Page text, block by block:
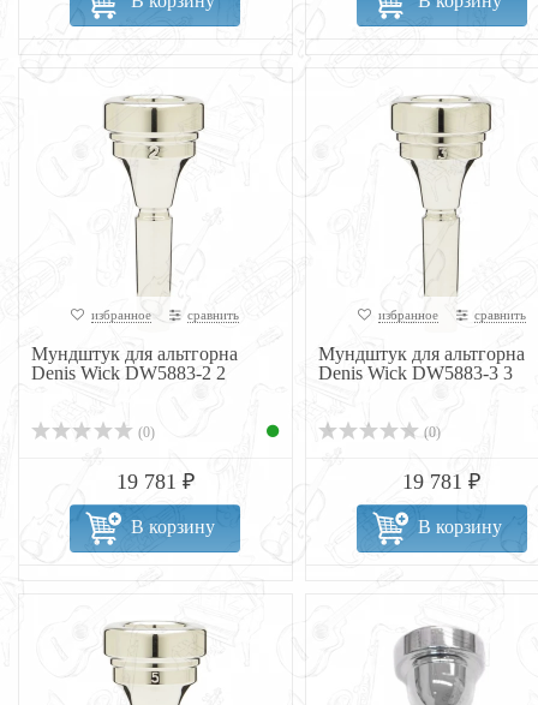
избранное сравнить
Мундштук для альтгорна
Denis Wick DW5883-2 2
(0)
19 781 ₽
В корзину
избранное сравнить
Мундштук для альтгорна
Denis Wick DW5883-3 3
(0)
19 781 ₽
В корзину